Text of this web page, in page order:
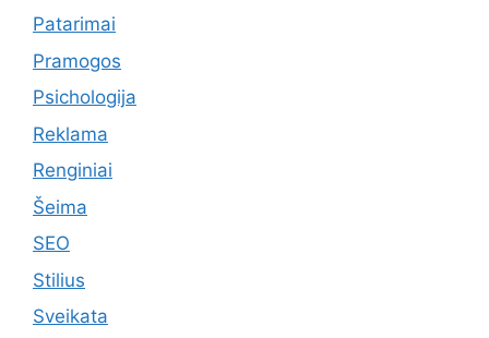
Patarimai
Pramogos
Psichologija
Reklama
Renginiai
Šeima
SEO
Stilius
Sveikata